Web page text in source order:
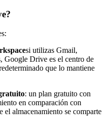
si utilizas Gmail,
Google Drive es el centro de
que lo mantiene
: un plan gratuito con
en comparación con
el almacenamiento se comparte